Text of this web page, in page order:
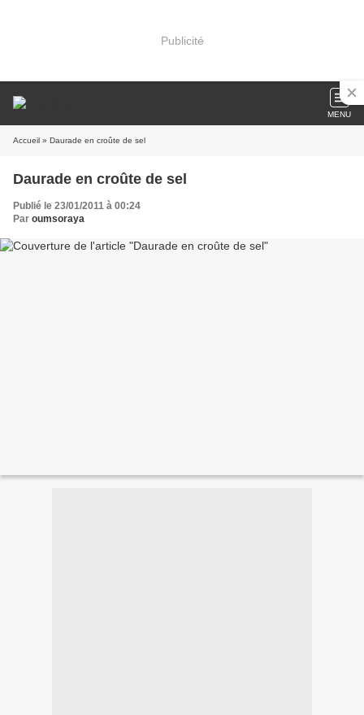
Publicité
MENU
Accueil » Daurade en croûte de sel
Daurade en croûte de sel
Publié le 23/01/2011 à 00:24
Par oumsoraya